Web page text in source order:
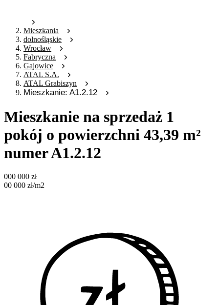
Mieszkania
dolnośląskie
Wrocław
Fabryczna
Gajowice
ATAL S.A.
ATAL Grabiszyn
Mieszkanie: A1.2.12
Mieszkanie na sprzedaż 1
pokój o powierzchni 43,39 m²
numer A1.2.12
000 000 zł
00 000 zł/m2